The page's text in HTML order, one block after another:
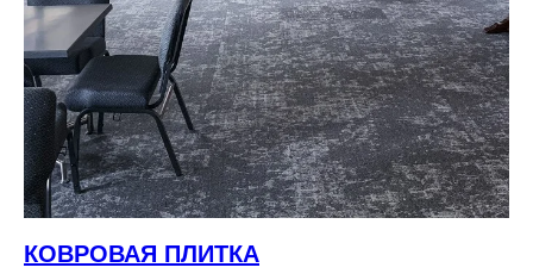
КОВРОВАЯ ПЛИТКА